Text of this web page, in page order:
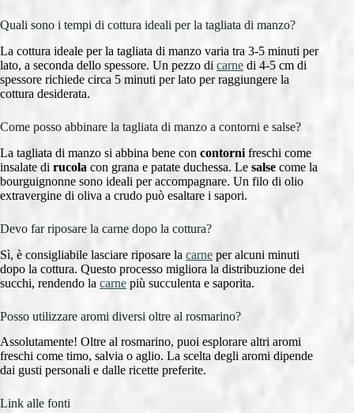
Quali sono i tempi di cottura ideali per la tagliata di manzo?
La cottura ideale per la tagliata di manzo varia tra 3-5 minuti per
lato, a seconda dello spessore. Un pezzo di carne di 4-5 cm di
spessore richiede circa 5 minuti per lato per raggiungere la
cottura desiderata.
Come posso abbinare la tagliata di manzo a contorni e salse?
La tagliata di manzo si abbina bene con contorni freschi come
insalate di rucola con grana e patate duchessa. Le salse come la
bourguignonne sono ideali per accompagnare. Un filo di olio
extravergine di oliva a crudo può esaltare i sapori.
Devo far riposare la carne dopo la cottura?
Sì, è consigliabile lasciare riposare la carne per alcuni minuti
dopo la cottura. Questo processo migliora la distribuzione dei
succhi, rendendo la carne più succulenta e saporita.
Posso utilizzare aromi diversi oltre al rosmarino?
Assolutamente! Oltre al rosmarino, puoi esplorare altri aromi
freschi come timo, salvia o aglio. La scelta degli aromi dipende
dai gusti personali e dalle ricette preferite.
Link alle fonti